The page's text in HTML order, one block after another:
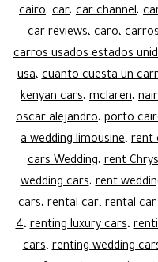
cairo، car، car channel،
car reviews،caro،
carros usados estados
usa،cuanto cuesta un
kenyan cars، mclaren،
oscar alejandro، porto
a wedding limousine، rent
cars Wedding،rent
wedding cars،rent
cars، rental car، rental
4،renting luxury cars،
cars،renting wedding